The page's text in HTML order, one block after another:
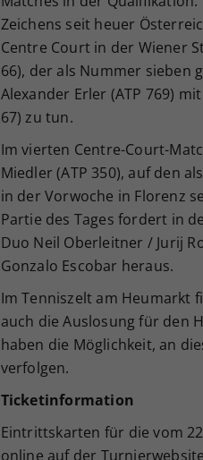
Zeichens seit heuer
Centre Court in der Wiener
66), der als Nummer sieben
Alexander Erler (ATP 769)
67) zu tun.
Im vierten Centre-Court-
Miedler (ATP 350), auf den
in der Vorwoche in Florenz
Partie des Tages fordert in
Duo Neil Oberleitner / Jurij
Gonzalo Escobar heraus.
Im Tenniszelt am Heumarkt
auch die Auslosung für den
haben die Möglichkeit, an
verfolgen.
Ticketinformation
Eintrittskarten für die vom
online auf der Turnierwebsite